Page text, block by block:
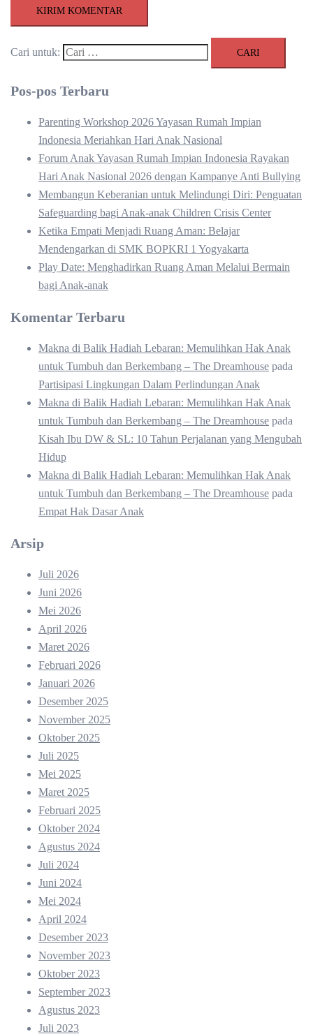
Cari untuk:
Pos-pos Terbaru
Parenting Workshop 2026 Yayasan Rumah Impian
Indonesia Meriahkan Hari Anak Nasional
Forum Anak Yayasan Rumah Impian Indonesia Rayakan
Hari Anak Nasional 2026 dengan Kampanye Anti Bullying
Membangun Keberanian untuk Melindungi Diri: Penguatan
Safeguarding bagi Anak-anak Children Crisis Center
Ketika Empati Menjadi Ruang Aman: Belajar
Mendengarkan di SMK BOPKRI 1 Yogyakarta
Play Date: Menghadirkan Ruang Aman Melalui Bermain
bagi Anak-anak
Komentar Terbaru
Makna di Balik Hadiah Lebaran: Memulihkan Hak Anak
untuk Tumbuh dan Berkembang – The Dreamhouse pada
Partisipasi Lingkungan Dalam Perlindungan Anak
Makna di Balik Hadiah Lebaran: Memulihkan Hak Anak
untuk Tumbuh dan Berkembang – The Dreamhouse pada
Kisah Ibu DW & SL: 10 Tahun Perjalanan yang Mengubah
Hidup
Makna di Balik Hadiah Lebaran: Memulihkan Hak Anak
untuk Tumbuh dan Berkembang – The Dreamhouse pada
Empat Hak Dasar Anak
Arsip
Juli 2026
Juni 2026
Mei 2026
April 2026
Maret 2026
Februari 2026
Januari 2026
Desember 2025
November 2025
Oktober 2025
Juli 2025
Mei 2025
Maret 2025
Februari 2025
Oktober 2024
Agustus 2024
Juli 2024
Juni 2024
Mei 2024
April 2024
Desember 2023
November 2023
Oktober 2023
September 2023
Agustus 2023
Juli 2023